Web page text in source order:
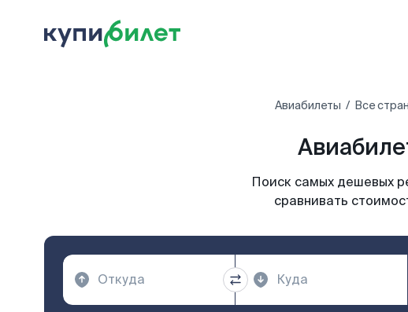
Авиабилеты Все
Поиск самых дешевых
сравнивать